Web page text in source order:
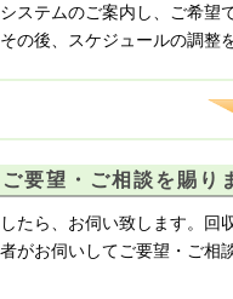
ステムのご案内し、ご希望
の後、スケジュールの調整
要望・ご相談を賜り
たら、お伺い致します。回
がお伺いしてご要望・ご相